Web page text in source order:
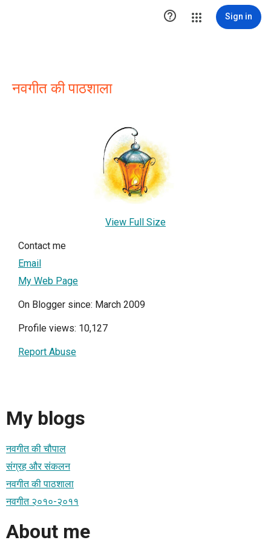
 Sign in
नवगीत की पाठशाला
View Full Size
Contact me
Email
My Web Page
On Blogger since: March 2009
Profile views: 10,127
Report Abuse
My blogs
नवगीत की चौपाल
संग्रह और संकलन
नवगीत की पाठशाला
नवगीत २०१०-२०११
About me